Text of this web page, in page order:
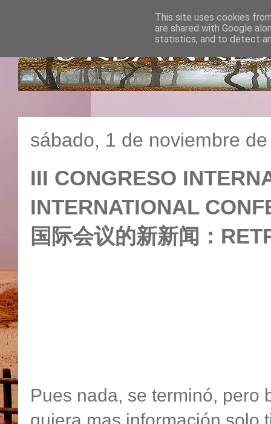
sábado, 1 de noviembre
III CONGRESO
INTERNATIONAL
国际会议的新新闻：
Pues nada, se terminó, pero
This site uses cookies
are shared with Google
statistics, and to detect